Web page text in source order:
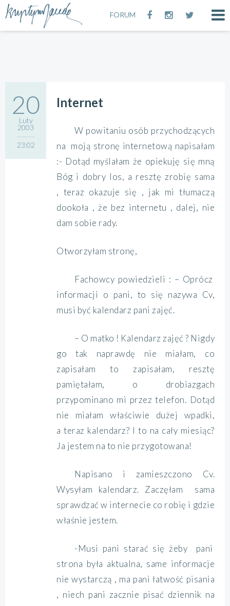
FORUM
20
Luty
2003
23:02
Internet
W powitaniu osób przychodzących
na moją stronę internetową napisałam
:- Dotąd myślałam że opiekuję się mną
Bóg i dobry los, a resztę zrobię sama
, teraz okazuje się , jak mi tłumaczą
dookoła , że bez internetu , dalej, nie
dam sobie rady.
Otworzyłam stronę,
Fachowcy powiedzieli : – Oprócz
informacji o pani, to się nazywa Cv,
musi być kalendarz pani zajęć.
– O matko ! Kalendarz zajęć ? Nigdy
go tak naprawdę nie miałam, co
zapisałam to zapisałam, resztę
pamiętałam, o drobiazgach
przypominano mi przez telefon. Dotąd
nie miałam właściwie dużej wpadki,
a teraz kalendarz? I to na cały miesiąc?
Ja jestem na to nie przygotowana!
Napisano i zamieszczono Cv.
Wysyłam kalendarz. Zaczęłam sama
sprawdzać w internecie co robię i gdzie
właśnie jestem.
-Musi pani starać się żeby pani
strona była aktualna, same informacje
nie wystarczą , ma pani łatwość pisania
, niech pani zacznie pisać dziennik na